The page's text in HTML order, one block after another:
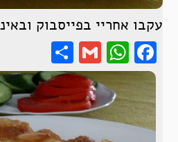
עקבו אחריי בפייסבוק
Facebook
WhatsApp
Gmail